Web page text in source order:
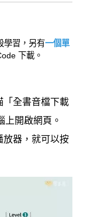
學習，另有一個單
下載。
「全書音檔下載
上開啟網頁。
放器，就可以按